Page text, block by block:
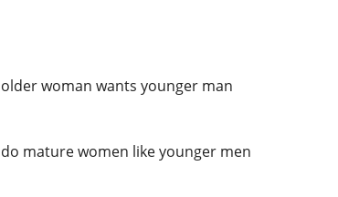
older woman wants younger man
do mature women like younger men